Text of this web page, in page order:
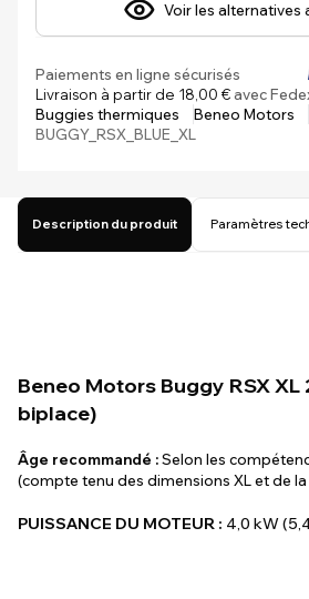
Voir les alternatives
Paiements en ligne sécurisés
Livraison à partir de 18,00 €avec
Buggies thermiques
Beneo Motors
BUGGY_RSX_BLUE_XL
Description du produit Paramètres
Beneo Motors Buggy RSX XL
biplace)
Âge recommandé :Selon les
(compte tenu des dimensions XL et de
PUISSANCE DU MOTEUR : 4,0 kW